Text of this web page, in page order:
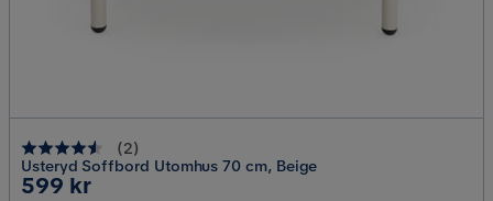
(2)
Usteryd Soffbord Utomhus 70 cm, Beige
Pris
599 kr